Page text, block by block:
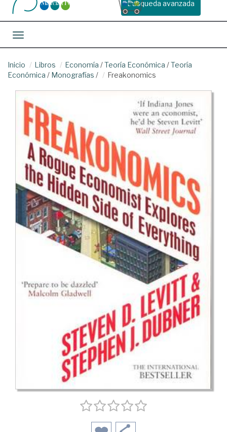
Busqueda avanzada
Toggle navigation
Inicio Libros Economía /Teoría Económica /Teoría
Económica / Monografías / Freakonomics